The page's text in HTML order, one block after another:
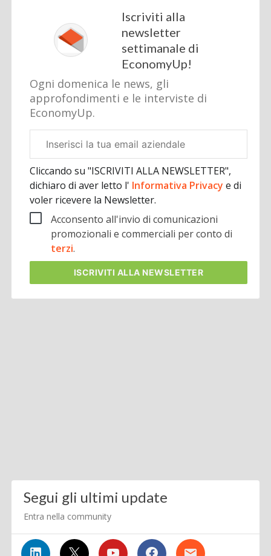
Iscriviti alla
newsletter
settimanale di
EconomyUp!
Ogni domenica le news, gli
approfondimenti e le interviste di
EconomyUp.
aziendale
Cliccando su "ISCRIVITI ALLA NEWSLETTER",
dichiaro di aver letto l' Informativa Privacye di
voler ricevere la Newsletter.
Acconsento all'invio di comunicazioni
promozionali e commerciali per conto di
terzi.
ISCRIVITI ALLA NEWSLETTER
Segui gli ultimi update
Entra nella community